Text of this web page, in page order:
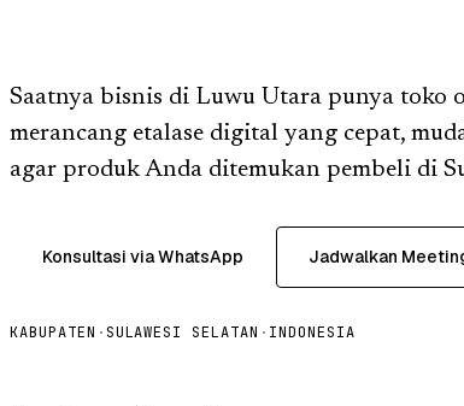
Saatnya bisnis di Luwu Utara punya toko
merancang etalase digital yang cepat,
agar produk Anda ditemukan pembeli di
Konsultasi via WhatsApp Jadwalkan
KABUPATEN · SULAWESI SELATAN · INDONESIA